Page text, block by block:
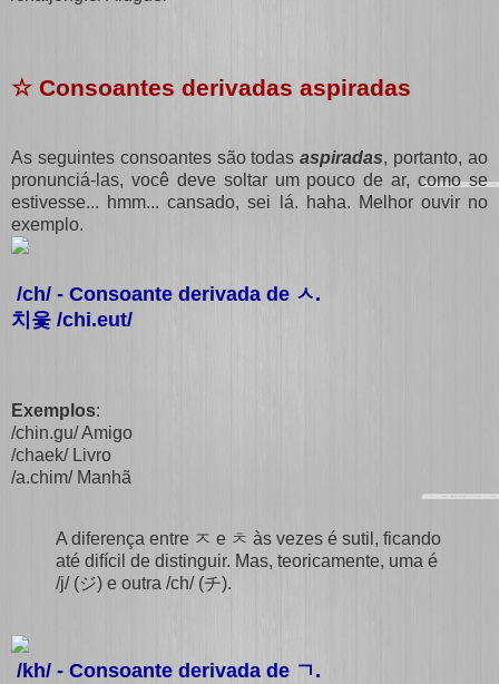
☆ Consoantes derivadas aspiradas
As seguintes consoantes são todasaspiradas, portanto, ao
pronunciá-las, você deve soltar um pouco de ar, como se
estivesse... hmm... cansado, sei lá. haha. Melhor ouvir no
exemplo.
/ch/ - Consoante derivada de ㅅ.
치읓 /chi.eut/
Exemplos:
/chin.gu/ Amigo
/chaek/ Livro
/a.chim/ Manhã
A diferença entre ㅈ e ㅊ às vezes é sutil, ficando
até difícil de distinguir. Mas, teoricamente, uma é
/j/ (ジ) e outra /ch/ (チ).
/kh/ - Consoante derivada de ㄱ .